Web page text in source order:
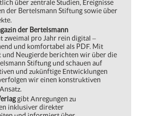
über zentrale Studien, Ereignisse
der Bertelsmann Stiftung sowie über
der Bertelsmann
zweimal pro Jahr rein digital ‒
und komfortabel als PDF. Mit
Neugierde berichten wir über die
Stiftung und schauen auf
und zukünftige Entwicklungen
wir einen konstruktiven
gibt Anregungen zu
inklusiver direkter